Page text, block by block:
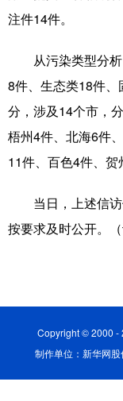
国际
科技
健康
图片
食品
溯源中国
会展
亚太网
地方频道
注件14件。
从污染类型分析
8件、生态类18件
分，涉及14个市，
梧州4件、北海6件
11件、百色4件、贺
当日，上述信访
按要求及时公开。（
Copyright © 2000 -
制作单位：新华网